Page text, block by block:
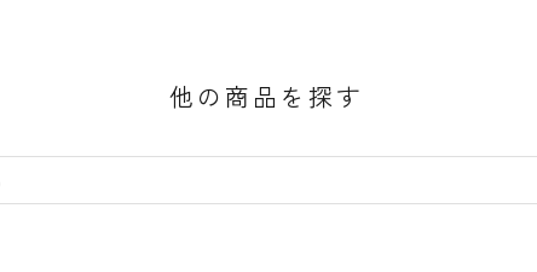
他の商品を探す